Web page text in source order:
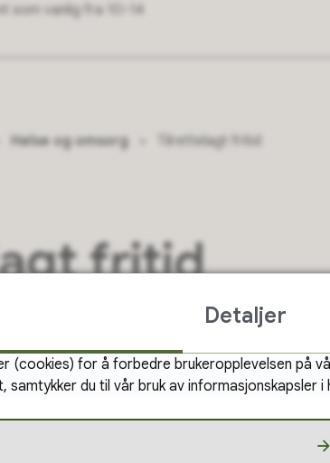
som vanlig fra 10-14
Helse og omsorg Tilrettelagt fritid
fritid
Detaljer
(cookies) for å forbedre brukeropplevelsen på
du til vår bruk av informasjonskapsler i